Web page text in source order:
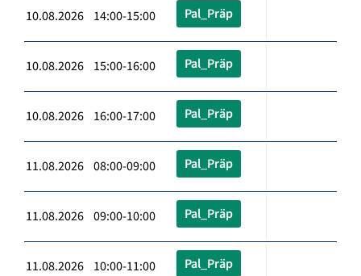
10.08.2026 14:00-15:00 Pal_Präp
10.08.2026 15:00-16:00 Pal_Präp
10.08.2026 16:00-17:00 Pal_Präp
11.08.2026 08:00-09:00 Pal_Präp
11.08.2026 09:00-10:00 Pal_Präp
11.08.2026 10:00-11:00 Pal_Präp